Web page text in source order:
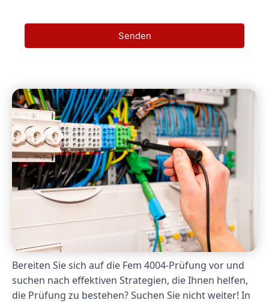
Senden
Bereiten Sie sich auf die Fem 4004-Prüfung vor und
suchen nach effektiven Strategien, die Ihnen helfen,
die Prüfung zu bestehen? Suchen Sie nicht weiter! In